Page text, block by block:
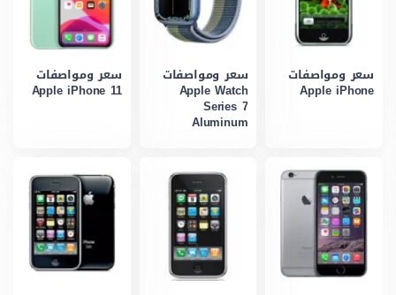
سعر ومواصفات
Apple iPhone
سعر ومواصفات
Apple Watch
Series 7
Aluminum
سعر ومواصفات
Apple iPhone 11